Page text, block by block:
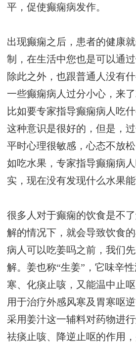
平，促使癫痫病发作。
出现癫痫之后，患者的健康
制，在生活中您也是可以通过
除此之外，也跟普通人没有
一些癫痫病人过分小心，来
比如要专家指导癫痫病人吃
这种意识是很好的，但是，
平时心理很敏感，心态不放
如吃水果，专家指导癫痫病
实，现在没有发现什么水果能
很多人对于癫痫的饮食是不
解的情况下，就会导致饮食
病人可以吃姜吗之前，我们
解。姜也称“生姜”，它味辛
寒、化痰止咳，又能温中止
用于治疗外感风寒及胃寒呕
采用姜汁这一辅料对药物进
祛痰止咳、降逆止呕的作用